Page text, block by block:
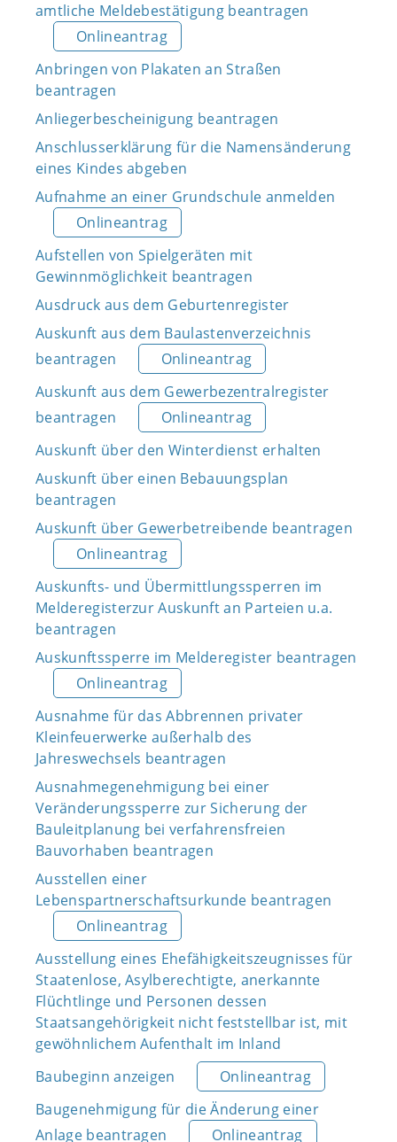
amtliche Meldebestätigung beantragen
Onlineantrag
Anbringen von Plakaten an Straßen
beantragen
Anliegerbescheinigung beantragen
Anschlusserklärung für die Namensänderung
eines Kindes abgeben
Aufnahme an einer Grundschule anmelden
Onlineantrag
Aufstellen von Spielgeräten mit
Gewinnmöglichkeit beantragen
Ausdruck aus dem Geburtenregister
Auskunft aus dem Baulastenverzeichnis
beantragen
Onlineantrag
Auskunft aus dem Gewerbezentralregister
beantragen
Onlineantrag
Auskunft über den Winterdienst erhalten
Auskunft über einen Bebauungsplan
beantragen
Auskunft über Gewerbetreibende beantragen
Onlineantrag
Auskunfts- und Übermittlungssperren im
Melderegisterzur Auskunft an Parteien u.a.
beantragen
Auskunftssperre im Melderegister beantragen
Onlineantrag
Ausnahme für das Abbrennen privater
Kleinfeuerwerke außerhalb des
Jahreswechsels beantragen
Ausnahmegenehmigung bei einer
Veränderungssperre zur Sicherung der
Bauleitplanung bei verfahrensfreien
Bauvorhaben beantragen
Ausstellen einer
Lebenspartnerschaftsurkunde beantragen
Onlineantrag
Ausstellung eines Ehefähigkeitszeugnisses für
Staatenlose, Asylberechtigte, anerkannte
Flüchtlinge und Personen dessen
Staatsangehörigkeit nicht feststellbar ist, mit
gewöhnlichem Aufenthalt im Inland
Baubeginn anzeigen
Onlineantrag
Baugenehmigung für die Änderung einer
Anlage beantragen
Onlineantrag